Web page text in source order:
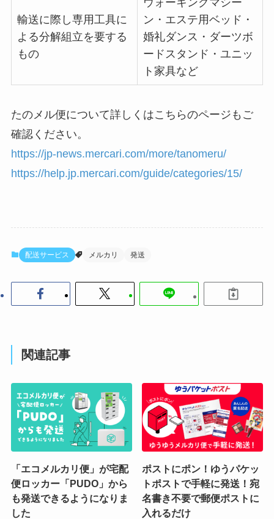
輸送に際し専用工具に
よる分解組立を要する
もの
ウォーキングマシー
ン・エステ用ベッド・
婚礼ダンス・ダーツボ
ードスタンド・ユニッ
ト家具など
たのメル便について詳しくはこちらのページもご
確認ください。
https://jp-news.mercari.com/more/tanomeru/
https://help.jp.mercari.com/guide/categories/15/
配送サービス メルカリ 発送
関連記事
「エコメルカリ便」が宅配
便ロッカー「PUDO」から
も発送できるようになりま
した
ポストにポン！ゆうパケッ
トポストで手軽に発送！宛
名書き不要で郵便ポストに
入れるだけ